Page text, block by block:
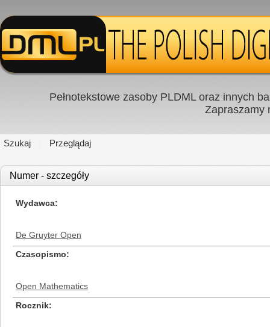
Pełnotekstowe zasoby PLDML oraz innych
Zapraszamy
Szukaj Przeglądaj
Numer - szczegóły
Wydawca
De Gruyter Open
Czasopismo
Open Mathematics
Rocznik